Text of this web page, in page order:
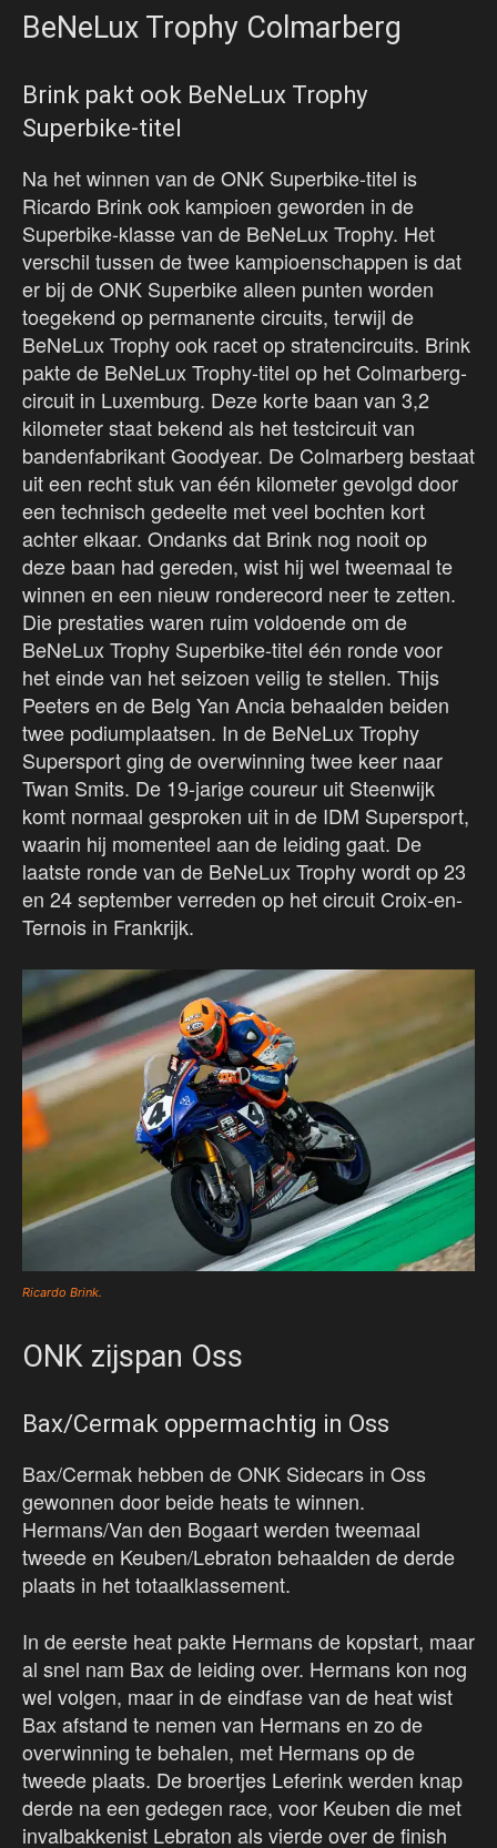
BeNeLux Trophy Colmarberg
Brink pakt ook BeNeLux Trophy
Superbike-titel
Na het winnen van de ONK Superbike-titel is
Ricardo Brink ook kampioen geworden in de
Superbike-klasse van de BeNeLux Trophy. Het
verschil tussen de twee kampioenschappen is dat
er bij de ONK Superbike alleen punten worden
toegekend op permanente circuits, terwijl de
BeNeLux Trophy ook racet op stratencircuits. Brink
pakte de BeNeLux Trophy-titel op het Colmarberg-
circuit in Luxemburg. Deze korte baan van 3,2
kilometer staat bekend als het testcircuit van
bandenfabrikant Goodyear. De Colmarberg bestaat
uit een recht stuk van één kilometer gevolgd door
een technisch gedeelte met veel bochten kort
achter elkaar. Ondanks dat Brink nog nooit op
deze baan had gereden, wist hij wel tweemaal te
winnen en een nieuw ronderecord neer te zetten.
Die prestaties waren ruim voldoende om de
BeNeLux Trophy Superbike-titel één ronde voor
het einde van het seizoen veilig te stellen. Thijs
Peeters en de Belg Yan Ancia behaalden beiden
twee podiumplaatsen. In de BeNeLux Trophy
Supersport ging de overwinning twee keer naar
Twan Smits. De 19-jarige coureur uit Steenwijk
komt normaal gesproken uit in de IDM Supersport,
waarin hij momenteel aan de leiding gaat. De
laatste ronde van de BeNeLux Trophy wordt op 23
en 24 september verreden op het circuit Croix-en-
Ternois in Frankrijk.
Ricardo Brink.
ONK zijspan Oss
Bax/Cermak oppermachtig in Oss
Bax/Cermak hebben de ONK Sidecars in Oss
gewonnen door beide heats te winnen.
Hermans/Van den Bogaart werden tweemaal
tweede en Keuben/Lebraton behaalden de derde
plaats in het totaalklassement.
In de eerste heat pakte Hermans de kopstart, maar
al snel nam Bax de leiding over. Hermans kon nog
wel volgen, maar in de eindfase van de heat wist
Bax afstand te nemen van Hermans en zo de
overwinning te behalen, met Hermans op de
tweede plaats. De broertjes Leferink werden knap
derde na een gedegen race, voor Keuben die met
invalbakkenist Lebraton als vierde over de finish